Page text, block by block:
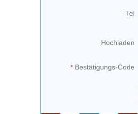
Tel
Hochladen
* Bestätigungs-Code